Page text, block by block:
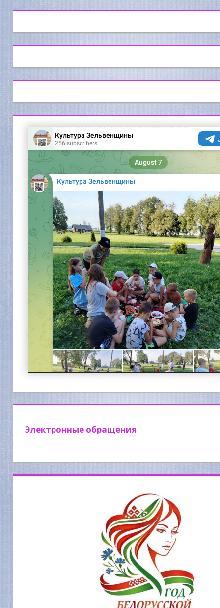
Электронные обращения